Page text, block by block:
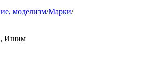
моделизм/Марки/
Ишим